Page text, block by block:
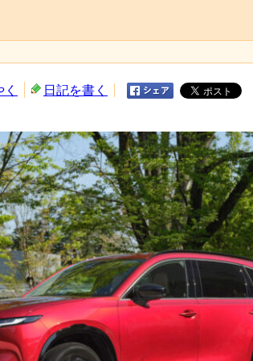
日記を書く